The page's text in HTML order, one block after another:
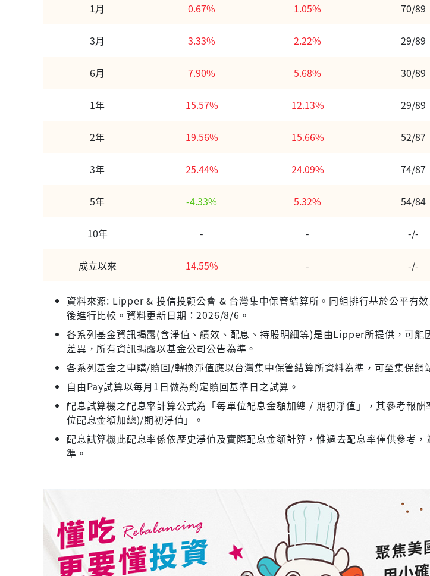
1月 0.67% 1.05% 70/89
3月 3.33% 2.22% 29/89
6月 7.90% 5.68% 30/89
1年 15.57% 12.13% 29/89
2年 19.56% 15.66% 52/87
3年 25.44% 24.09% 74/87
5年 -4.33% 5.32% 54/84
10年 - - -/-
成立以來 14.55% - -/-
資料來源: Lipper & 投信投顧公會 & 台灣集中保管結算所。同組排行基於公平有
後進行比較。資料更新日期：2026/8/6。
各系列基金資訊揭露(含淨值、績效、配息、持股明細等)是由Lipper所提供，可能
差異，所有資訊揭露以基金公司公告為準。
各系列基金之申購/贖回/轉換淨值應以台灣集中保管結算所資料為準，可至集保網
自由Pay試算以每月1日做為約定贖回基準日之試算。
配息試算機之配息率計算公式為「每單位配息金額加總 / 期初淨值」，其參考報
位配息金額加總)/期初淨值」。
配息試算機此配息率係依歷史淨值及實際配息金額計算，惟過去配息率僅供參考
準。